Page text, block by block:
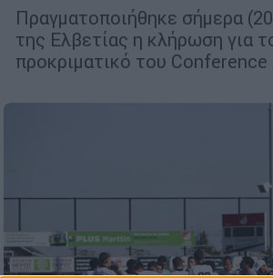
Πραγματοποιήθηκε σήμερα
της Ελβετίας η κλήρωση για
προκριματικό του Conference